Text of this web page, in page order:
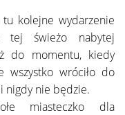
kolejne wydarzenie
tej świeżo nabytej
do momentu, kiedy
wszystko wróciło do
nigdy nie będzie.
miasteczko dla